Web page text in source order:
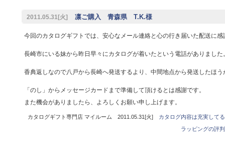
2011.05.31[火] 凛ご購入 青森県 T.K.様
今回のカタログギフトでは、安心なメール連絡と心の行き届いた配送に感
長崎市にいる妹から昨日早々にカタログが着いたという電話がありました
香典返しなので八戸から長崎へ発送するより、中間地点から発送したほ
「のし」からメッセージカードまで準備して頂けるとは感謝です。
また機会がありましたら、よろしくお願い申し上げます。
カタログギフト専門店 マイルーム 2011.05.31[火]
カタログ内容は充実して
ラッピングの評